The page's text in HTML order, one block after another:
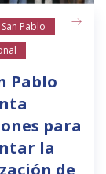
Pablo
Pablo
para
la
de